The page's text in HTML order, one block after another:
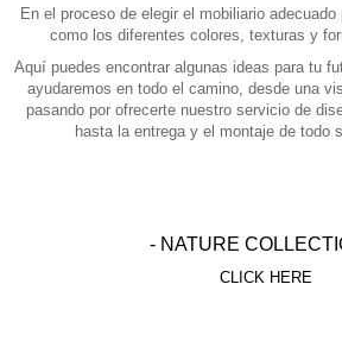
En el proceso de elegir el mobiliario
como los diferentes colores, texturas y
Aquí puedes encontrar algunas ideas para tu
ayudaremos en todo el camino, desde una
pasando por ofrecerte nuestro servicio de
hasta la entrega y el montaje de todo
- NATURE
CLICK HERE